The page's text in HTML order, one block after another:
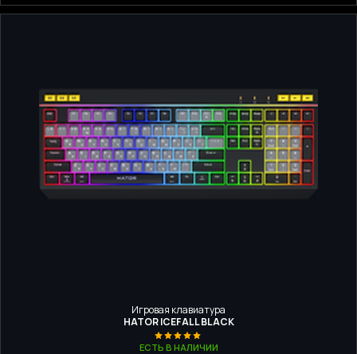
Игровая клавиатура
HATOR ICEFALL BLACK
ЕСТЬ В НАЛИЧИИ